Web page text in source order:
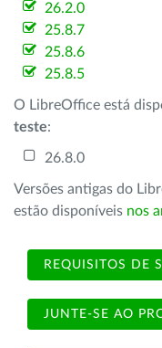
26.2.0
25.8.7
25.8.6
25.8.5
O LibreOffice está
teste:
26.8.0
Versões antigas do
estão disponíveis nos
REQUISITOS DE
JUNTE-SE AO